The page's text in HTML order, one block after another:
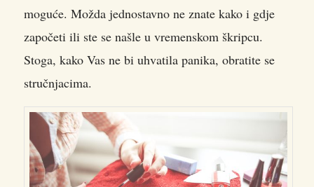
moguće. Možda jednostavno ne znate kako i gdje
započeti ili ste se našle u vremenskom škripcu.
Stoga, kako Vas ne bi uhvatila panika, obratite se
stručnjacima.